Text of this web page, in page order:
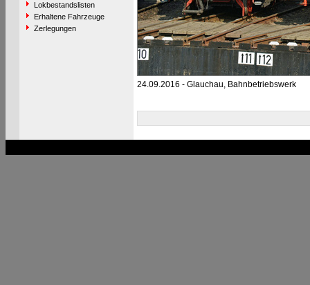
Lokbestandslisten
Erhaltene Fahrzeuge
Zerlegungen
24.09.2016 - Glauchau, Bahnbetriebswerk